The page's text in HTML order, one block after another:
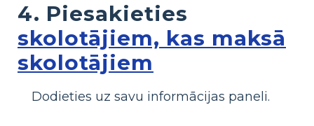
4. Piesakieties
skolotājiem, kas maksā
skolotājiem
Dodieties uz savu informācijas paneli.